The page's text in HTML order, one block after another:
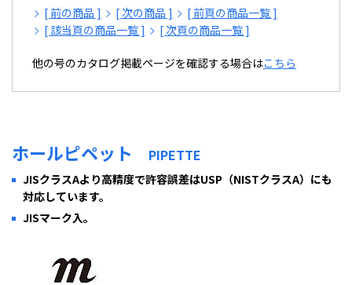
[ 前の商品 ] [ 次の商品 ]
[ 前頁の商品一覧 ]
[ 該当頁の商品一覧 ]
[ 次頁の商品一覧 ]
他の号のカタログ掲載ページを確認する場合はこちら
ホールピペット PIPETTE
JISクラスAより高精度で許容誤差はUSP（NISTクラスA）にも
対応しています。
JISマーク入。